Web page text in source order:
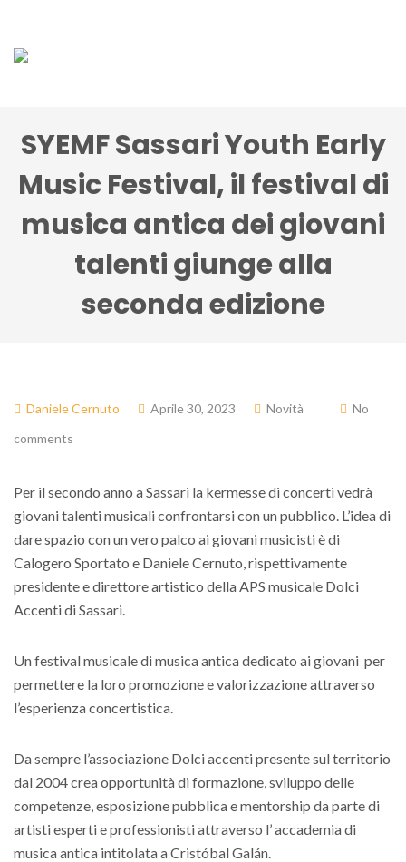
SYEMF Sassari Youth Early
Music Festival, il festival di
musica antica dei giovani
talenti giunge alla
seconda edizione
Daniele Cernuto Aprile 30, 2023 Novità
No
comments
Per il secondo anno a Sassari la kermesse di concerti vedrà
giovani talenti musicali confrontarsi con un pubblico. L’idea di
dare spazio con un vero palco ai giovani musicisti è di
Calogero Sportato e Daniele Cernuto, rispettivamente
presidente e direttore artistico della APS musicale Dolci
Accenti di Sassari.
Un festival musicale di musica antica dedicato ai giovani per
permettere la loro promozione e valorizzazione attraverso
l’esperienza concertistica.
Da sempre l’associazione Dolci accenti presente sul territorio
dal 2004 creaopportunità di formazione, sviluppo delle
competenze, esposizione pubblica e mentorship da parte di
artisti esperti e professionisti attraverso l’ accademia di
musica antica intitolata a Cristóbal Galán.